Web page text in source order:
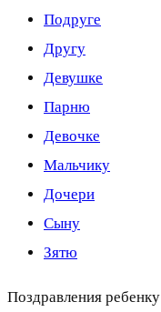
Подруге
Другу
Девушке
Парню
Девочке
Мальчику
Дочери
Сыну
Зятю
Поздравления ребенку